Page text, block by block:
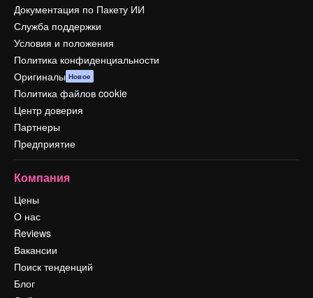
Документация по Пакету ИИ
Служба поддержки
Условия и положения
Политика конфиденциальности
Оригиналы Новое
Политика файлов cookie
Центр доверия
Партнеры
Предприятие
Компания
Цены
О нас
Reviews
Вакансии
Поиск тенденций
Блог